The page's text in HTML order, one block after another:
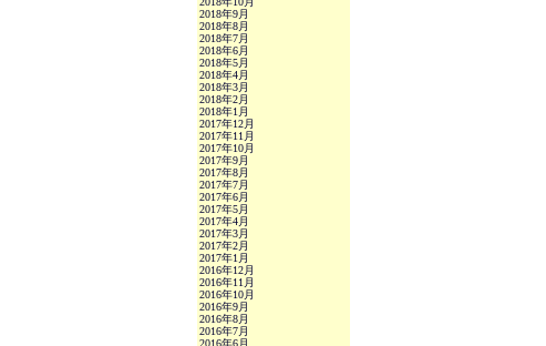
2018年9月
2018年8月
2018年7月
2018年6月
2018年5月
2018年4月
2018年3月
2018年2月
2018年1月
2017年12月
2017年11月
2017年10月
2017年9月
2017年8月
2017年7月
2017年6月
2017年5月
2017年4月
2017年3月
2017年2月
2017年1月
2016年12月
2016年11月
2016年10月
2016年9月
2016年8月
2016年7月
2016年6月